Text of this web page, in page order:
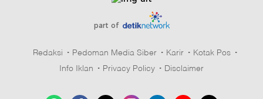
part of
Redaksi Pedoman Media Siber Karir
Kotak Pos
Info Iklan
Privacy Policy Disclaimer